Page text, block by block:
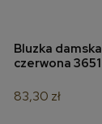
dodaj
Bluzka
czerwona 3651
83,30 zł